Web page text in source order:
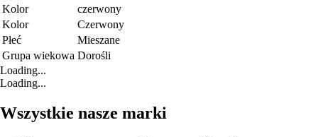
Kolor
czerwony
Kolor
Czerwony
Płeć
Mieszane
Grupa wiekowa Dorośli
Loading...
Loading...
Wszystkie nasze marki